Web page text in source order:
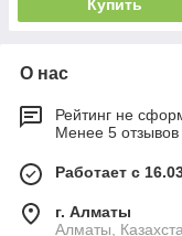
Купить
О нас
Рейтинг не
Менее 5 отзывов
Работает с
г. Алматы
Алматы,